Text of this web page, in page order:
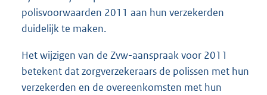
polisvoorwaarden 2011 aan hun verzekerden
duidelijk te maken.
Het wijzigen van de Zvw-aanspraak voor 2011
betekent dat zorgverzekeraars de polissen met hun
verzekerden en de overeenkomsten met hun